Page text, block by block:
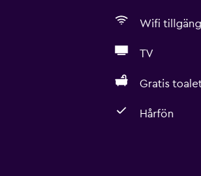
Wifi
TV
Gratis
Hårfön